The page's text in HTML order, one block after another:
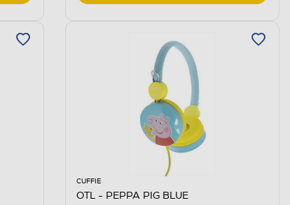
CUFFIE
OTL - PEPPA PIG BLUE